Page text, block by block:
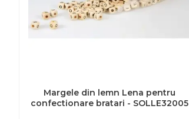
Margele din lemn Lena pentru
confectionare bratari - SOLLE32005